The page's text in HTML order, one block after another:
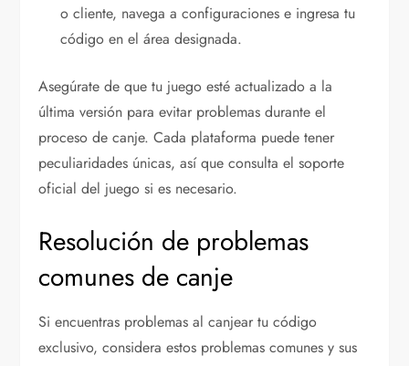
o cliente, navega a configuraciones e ingresa tu
código en el área designada.
Asegúrate de que tu juego esté actualizado a la
última versión para evitar problemas durante el
proceso de canje. Cada plataforma puede tener
peculiaridades únicas, así que consulta el soporte
oficial del juego si es necesario.
Resolución de problemas
comunes de canje
Si encuentras problemas al canjear tu código
exclusivo, considera estos problemas comunes y sus